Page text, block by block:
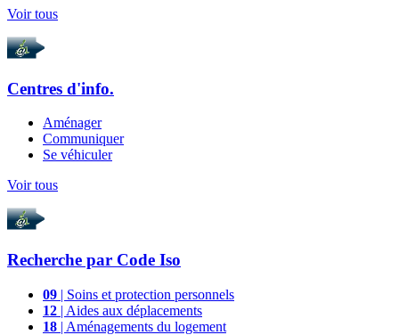
Voir tous
Centres d'info.
Aménager
Communiquer
Se véhiculer
Voir tous
Recherche par Code Iso
09 | Soins et protection personnels
12 | Aides aux déplacements
18 | Aménagements du logement